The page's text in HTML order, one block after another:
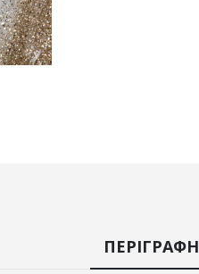
ΠΕΡΙΓΡΑΦΉ